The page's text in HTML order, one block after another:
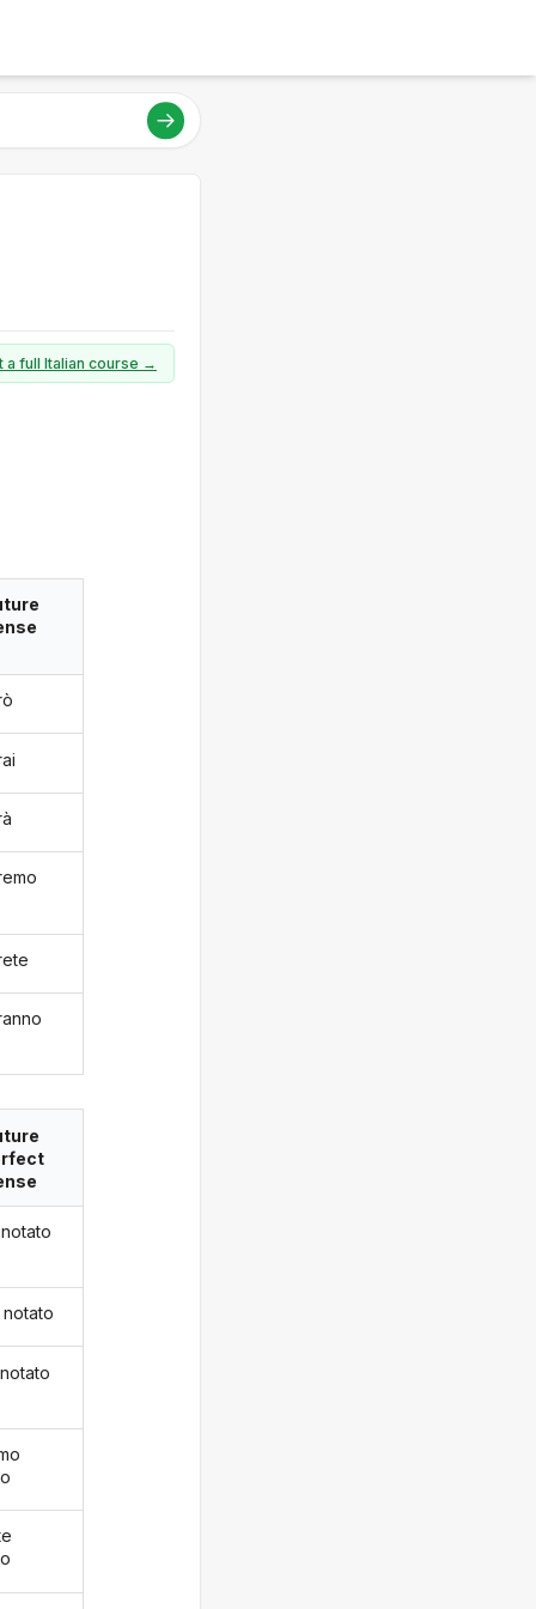
a full Italian course →